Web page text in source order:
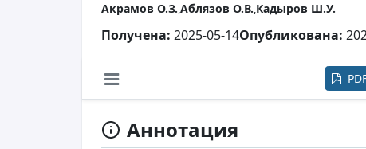
Акрамов О.З. Аблязов О.В. Кадыров Ш.У.
Получена: 2025-05-14Опубликована:
Аннотация